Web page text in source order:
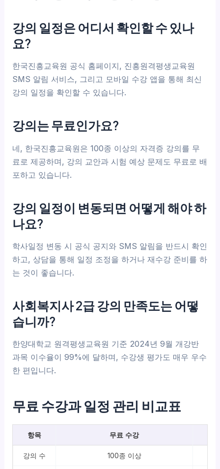
강의 일정은 어디서 확인할 수 있나
요?
한국진흥교육원 공식 홈페이지, 진흥원격평생교육원
SMS 알림 서비스, 그리고 모바일 수강 앱을 통해 최신
강의 일정을 확인할 수 있습니다.
강의는 무료인가요?
네, 한국진흥교육원은 100종 이상의 자격증 강의를 무
료로 제공하며, 강의 교안과 시험 예상 문제도 무료로 배
포하고 있습니다.
강의 일정이 변동되면 어떻게 해야 하
나요?
학사일정 변동 시 공식 공지와 SMS 알림을 반드시 확인
하고, 상담을 통해 일정 조정을 하거나 재수강 준비를 하
는 것이 좋습니다.
사회복지사 2급 강의 만족도는 어떻
습니까?
한양대학교 원격평생교육원 기준 2024년 9월 개강반
과목 이수율이 99%에 달하며, 수강생 평가도 매우 우수
한 편입니다.
무료 수강과 일정 관리 비교표
항목 무료 수강
강의 수 100종 이상